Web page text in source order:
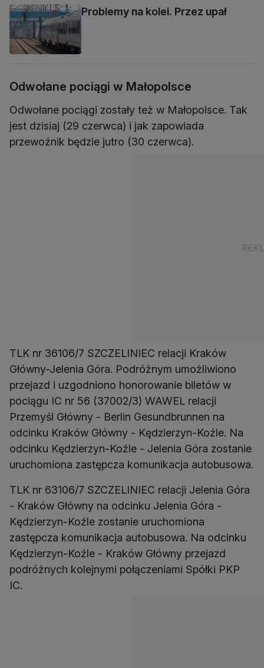
Problemy na kolei. Przez upał
Odwołane pociągi w Małopolsce
Odwołane pociągi zostały też w Małopolsce. Tak
jest dzisiaj (29 czerwca) i jak zapowiada
przewoźnik będzie jutro (30 czerwca).
TLK nr 36106/7 SZCZELINIEC relacji Kraków
Główny-Jelenia Góra. Podróżnym umożliwiono
przejazd i uzgodniono honorowanie biletów w
pociągu IC nr 56 (37002/3) WAWEL relacji
Przemyśl Główny - Berlin Gesundbrunnen na
odcinku Kraków Główny - Kędzierzyn-Koźle. Na
odcinku Kędzierzyn-Koźle - Jelenia Góra zostanie
uruchomiona zastępcza komunikacja autobusowa.
TLK nr 63106/7 SZCZELINIEC relacji Jelenia Góra
- Kraków Główny na odcinku Jelenia Góra -
Kędzierzyn-Koźle zostanie uruchomiona
zastępcza komunikacja autobusowa. Na odcinku
Kędzierzyn-Koźle - Kraków Główny przejazd
podróżnych kolejnymi połączeniami Spółki PKP
IC.